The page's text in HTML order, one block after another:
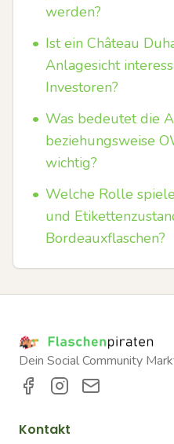
werden?
• Ist ein Château
Anlagesicht
Investoren?
• Was bedeutet die
beziehungsweise
wichtig?
• Welche Rolle
und
Bordeauxflaschen?
Dein Social Community
Kontakt